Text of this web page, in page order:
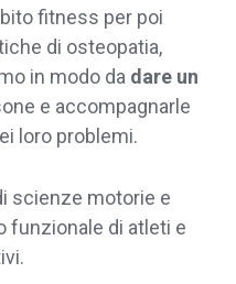
fitness per poi
di osteopatia,
in modo da dare un
e accompagnarle
loro problemi.
scienze motorie e
funzionale di atleti e